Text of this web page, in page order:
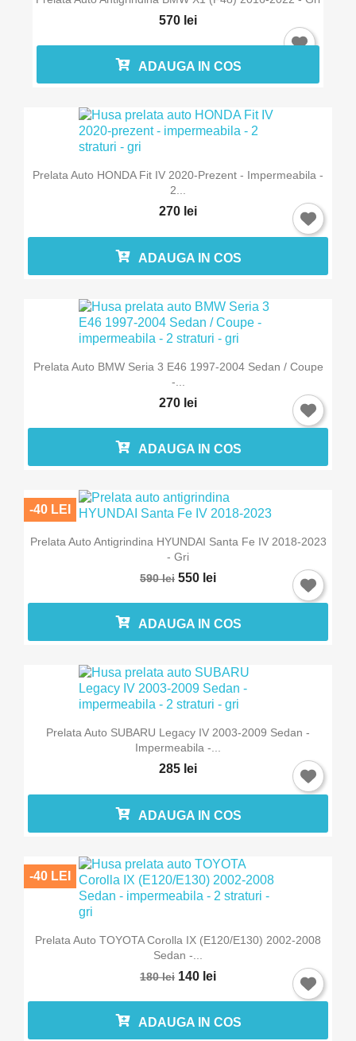
570 lei
ADAUGA IN COS
Prelata Auto HONDA Fit IV 2020-Prezent - Impermeabila -
2...
270 lei
ADAUGA IN COS
Prelata Auto BMW Seria 3 E46 1997-2004 Sedan / Coupe
-...
270 lei
ADAUGA IN COS
Prelata Auto Antigrindina HYUNDAI Santa Fe IV 2018-2023
- Gri
590 lei 550 lei
-40 LEI
ADAUGA IN COS
Prelata Auto SUBARU Legacy IV 2003-2009 Sedan -
Impermeabila -...
285 lei
ADAUGA IN COS
Prelata Auto TOYOTA Corolla IX (E120/E130) 2002-2008
Sedan -...
180 lei 140 lei
-40 LEI
ADAUGA IN COS
Intra in cont
Trebuie sa fi logat in contul de client pentru a salva
produse in Lista de Favorite.